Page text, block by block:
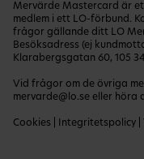
Mervärde Mastercard är
medlem i ett LO-förbund.
frågor gällande ditt LO
Besöksadress (ej
Klarabergsgatan 60, 105
Vid frågor om de övriga
mervarde@lo.se eller höra
Cookies Integritetspolicy